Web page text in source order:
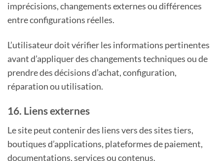
imprécisions, changements externes ou différences
entre configurations réelles.
L’utilisateur doit vérifier les informations pertinentes
avant d’appliquer des changements techniques ou de
prendre des décisions d’achat, configuration,
réparation ou utilisation.
16. Liens externes
Le site peut contenir des liens vers des sites tiers,
boutiques d’applications, plateformes de paiement,
documentations, services ou contenus.